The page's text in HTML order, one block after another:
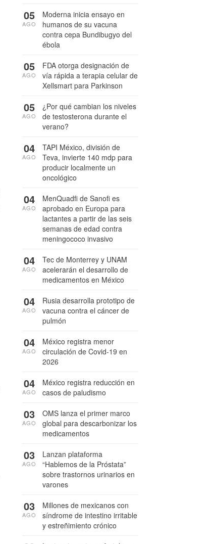
Moderna inicia ensayo en
humanos de su vacuna
contra cepa Bundibugyo del
ébola
05
AGO
FDA otorga designación de
vía rápida a terapia celular de
Xellsmart para Parkinson
05
AGO
¿Por qué cambian los niveles
de testosterona durante el
verano?
05
AGO
TAPI México, división de
Teva, invierte 140 mdp para
producir localmente un
oncológico
04
AGO
MenQuadfi de Sanofi es
aprobado en Europa para
lactantes a partir de las seis
semanas de edad contra
meningococo invasivo
04
AGO
Tec de Monterrey y UNAM
acelerarán el desarrollo de
medicamentos en México
04
AGO
Rusia desarrolla prototipo de
vacuna contra el cáncer de
pulmón
04
AGO
México registra menor
circulación de Covid-19 en
2026
04
AGO
México registra reducción en
casos de paludismo
04
AGO
OMS lanza el primer marco
global para descarbonizar los
medicamentos
03
AGO
Lanzan plataforma
“Hablemos de la Próstata”
sobre trastornos urinarios en
varones
03
AGO
Millones de mexicanos con
síndrome de intestino irritable
y estreñimiento crónico
03
AGO